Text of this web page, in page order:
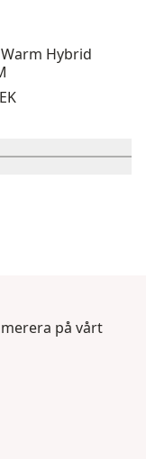
Hybrid
på vårt